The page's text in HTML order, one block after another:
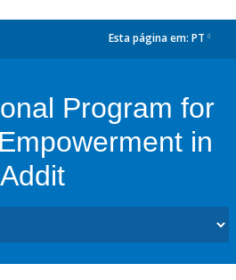
Esta página em: PT
Program for
in